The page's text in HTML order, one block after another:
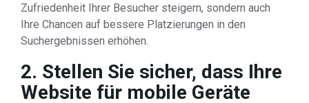
Zufriedenheit Ihrer Besucher steigern, sondern auch
Ihre Chancen auf bessere Platzierungen in den
Suchergebnissen erhöhen.
2. Stellen Sie sicher, dass Ihre
Website für mobile Geräte